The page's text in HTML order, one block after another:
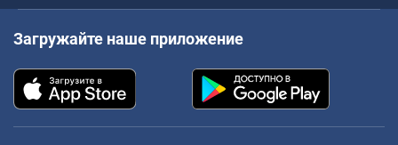
Загружайте наше приложение